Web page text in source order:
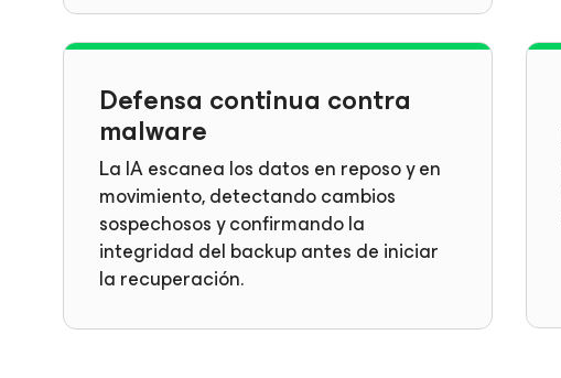
Defensa continua contra
malware
La IA escanea los datos en reposo y en
movimiento, detectando cambios
sospechosos y confirmando la
integridad del backup antes de iniciar
la recuperación.